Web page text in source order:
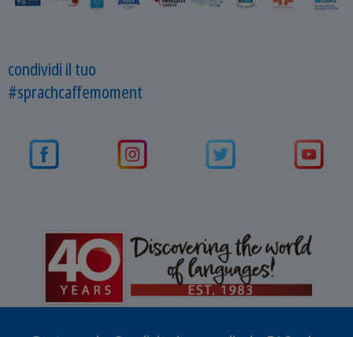
condividi il tuo
#sprachcaffemoment